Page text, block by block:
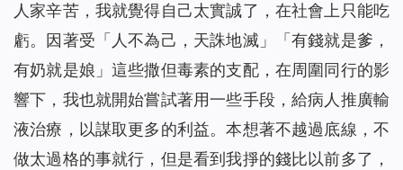
人家辛苦，我就覺得自己太實誠了，在社會上只能吃
虧。因著受「人不為己，天誅地滅」「有錢就是爹，
有奶就是娘」這些撒但毒素的支配，在周圍同行的影
響下，我也就開始嘗試著用一些手段，給病人推廣輸
液治療，以謀取更多的利益。本想著不越過底線，不
做太過格的事就行，但是看到我掙的錢比以前多了，